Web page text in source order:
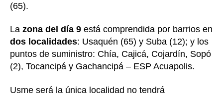
(65).
La zona del día 9 está comprendida por barrios en
dos localidades: Usaquén (65) y Suba (12); y los
puntos de suministro: Chía, Cajicá, Cojardín, Sopó
(2), Tocancipá y Gachancipá – ESP Acuapolis.
Usme será la única localidad no tendrá